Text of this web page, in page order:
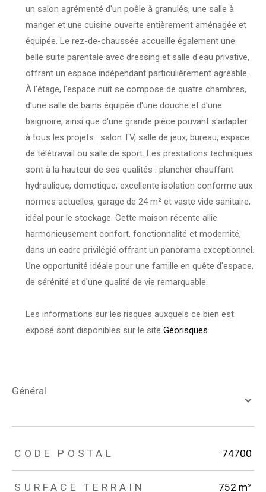
un salon agrémenté d'un poêle à granulés, une salle à
manger et une cuisine ouverte entièrement aménagée et
équipée. Le rez-de-chaussée accueille également une
belle suite parentale avec dressing et salle d'eau privative,
offrant un espace indépendant particulièrement agréable.
À l'étage, l'espace nuit se compose de quatre chambres,
d'une salle de bains équipée d'une douche et d'une
baignoire, ainsi que d'une grande pièce pouvant s'adapter
à tous les projets : salon TV, salle de jeux, bureau, espace
de télétravail ou salle de sport. Les prestations techniques
sont à la hauteur de ses qualités : plancher chauffant
hydraulique, domotique, excellente isolation conforme aux
normes actuelles, garage de 24 m² et vaste vide sanitaire,
idéal pour le stockage. Cette maison récente allie
harmonieusement confort, fonctionnalité et modernité,
dans un cadre privilégié offrant un panorama exceptionnel.
Une opportunité idéale pour une famille en quête d'espace,
de sérénité et d'une qualité de vie remarquable.
Les informations sur les risques auxquels ce bien est
exposé sont disponibles sur le site Géorisques
général
TRAD_ZEPHYR_Caracteristique TRAD_ZEPHYR_Valeurs
CODE POSTAL 74700
SURFACE TERRAIN 752 m²